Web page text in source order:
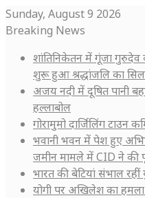
Sunday, August 9 2026
Breaking News
शांतिनिकेतन में गूंजा गुरुदेव
शुरू हुआ श्रद्धांजलि का
अजय नदी में दूषित पानी
हल्लाबोल
गोरामुमो दार्जिलिंग टाउन
भवानी भवन में पेश हुए
जमीन मामले में CID ने की
भारत की बेटियां संभाल
योगी पर अखिलेश का